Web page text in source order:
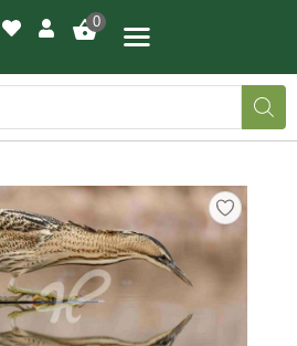
0
IHR BILD